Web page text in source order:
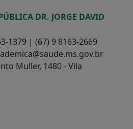
DR. JORGE DAVID
1379 | (67) 9 8163-2669
Muller, 1480 - Vila